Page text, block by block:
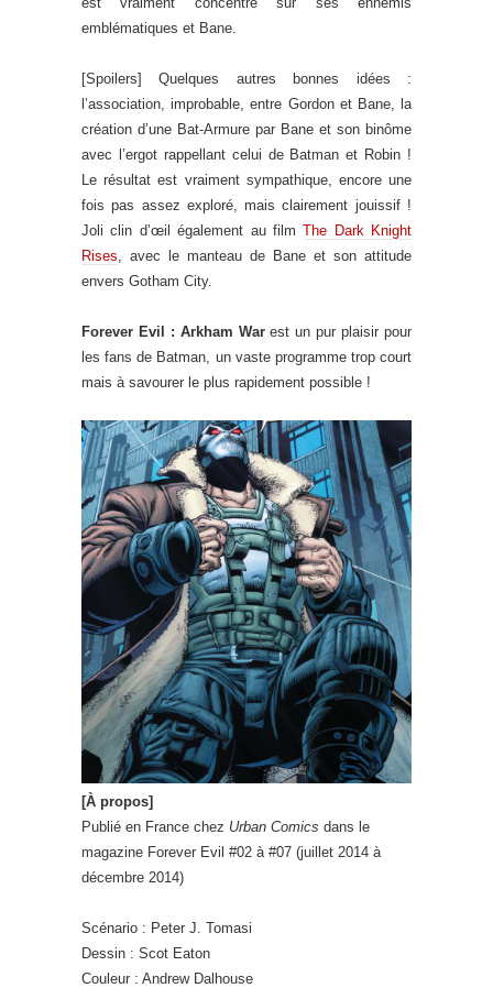
emblématiques et Bane.
[Spoilers] Quelques autres bonnes idées :
l’association, improbable, entre Gordon et Bane, la
création d’une Bat-Armure par Bane et son binôme
avec l’ergot rappellant celui de Batman et Robin !
Le résultat est vraiment sympathique, encore une
fois pas assez exploré, mais clairement jouissif !
Joli clin d’œil également au filmThe Dark Knight
Rises , avec le manteau de Bane et son attitude
envers Gotham City.
Forever Evil : Arkham Warest un pur plaisir pour
les fans de Batman, un vaste programme trop court
mais à savourer le plus rapidement possible !
[À propos]
Publié en France chez Urban Comics dans le
magazine Forever Evil #02 à #07 (juillet 2014 à
décembre 2014)
Scénario : Peter J. Tomasi
Dessin : Scot Eaton
Couleur : Andrew Dalhouse